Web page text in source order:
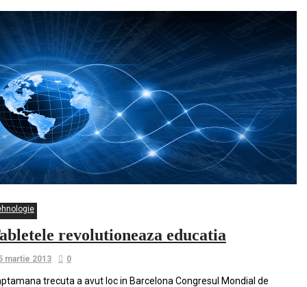
revolutioneaza educatia
martie 2013 0
trecuta a avut loc in Barcelona Congresul Mondial de